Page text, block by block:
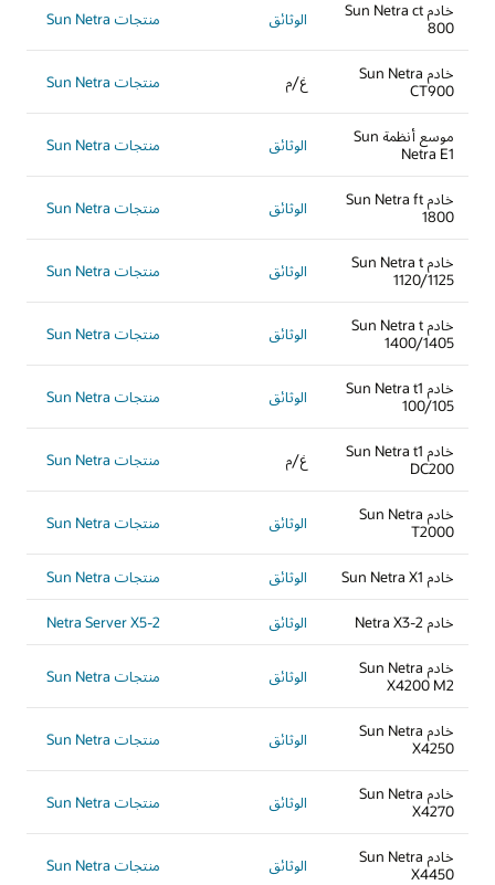
خادم Sun Netra ct
800
الوثائق منتجات Sun Netra
خادم Sun Netra
CT900
غ/م منتجات Sun Netra
موسع أنظمة Sun
Netra E1
الوثائق منتجات Sun Netra
خادم Sun Netra ft
1800
الوثائق منتجات Sun Netra
خادم Sun Netra t
1120/1125
الوثائق منتجات Sun Netra
خادم Sun Netra t
1400/1405
الوثائق منتجات Sun Netra
خادم Sun Netra t1
100/105
الوثائق منتجات Sun Netra
خادم Sun Netra t1
DC200
غ/م منتجات Sun Netra
خادم Sun Netra
T2000
الوثائق منتجات Sun Netra
خادم Sun Netra X1 الوثائق منتجات Sun Netra
خادم Netra X3-2 الوثائق Netra Server X5-2
خادم Sun Netra
X4200 M2
الوثائق منتجات Sun Netra
خادم Sun Netra
X4250
الوثائق منتجات Sun Netra
خادم Sun Netra
X4270
الوثائق منتجات Sun Netra
خادم Sun Netra
X4450
الوثائق منتجات Sun Netra